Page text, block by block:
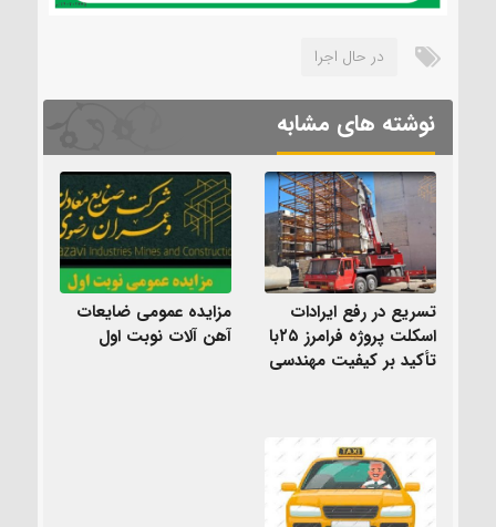
در حال اجرا
نوشته های مشابه
تسریع در رفع ایرادات
اسکلت پروژه فرامرز ۲۵با
تأکید بر کیفیت مهندسی
مزایده عمومی ضایعات
آهن آلات نوبت اول